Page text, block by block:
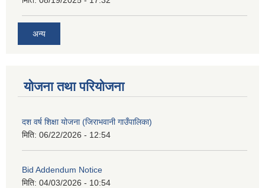
अन्य
योजना तथा परियोजना
दश वर्ष शिक्षा योजना (जिराभवानी गाउँपालिका)
मिति: 06/22/2026 - 12:54
Bid Addendum Notice
मिति: 04/03/2026 - 10:54